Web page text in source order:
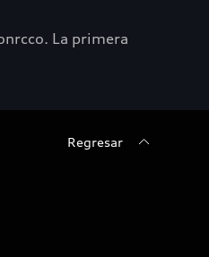
La primera
Regresar